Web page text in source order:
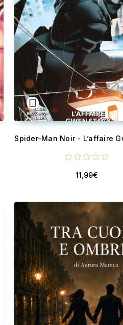
11,99€